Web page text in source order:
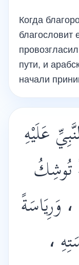
Когда
благословит
пути, и
начали
عَلَيْهِ
تُوشِكُ
وَرِيَاسَةً
،